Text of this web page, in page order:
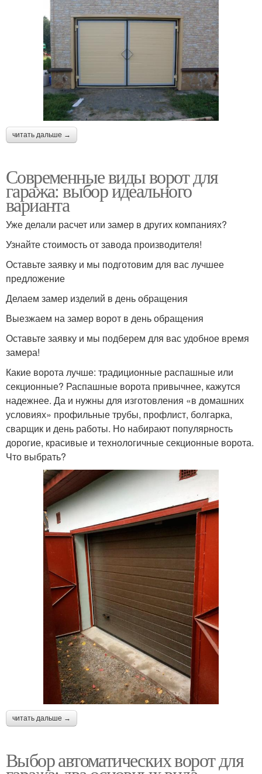
читать дальше →
Современные виды ворот для
гаража: выбор идеального
варианта
Уже делали расчет или замер в других компаниях?
Узнайте стоимость от завода производителя!
Оставьте заявку и мы подготовим для вас лучшее
предложение
Делаем замер изделий в день обращения
Выезжаем на замер ворот в день обращения
Оставьте заявку и мы подберем для вас удобное время
замера!
Какие ворота лучше: традиционные распашные или
секционные? Распашные ворота привычнее, кажутся
надежнее. Да и нужны для изготовления «в домашних
условиях» профильные трубы, профлист, болгарка,
сварщик и день работы. Но набирают популярность
дорогие, красивые и технологичные секционные ворота.
Что выбрать?
читать дальше →
Выбор автоматических ворот для